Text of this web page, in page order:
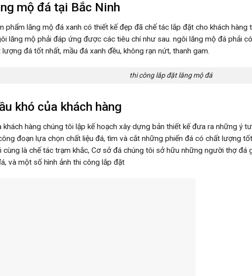
mộ đá tại Bắc Ninh
phẩm lăng mộ đá xanh có thiết kế đẹp đã chế tác lắp đặt cho khách
lăng mộ phải đáp ứng được các tiêu chí như sau. ngôi lăng mộ đá phải
đá tốt nhất, mầu đá xanh đều, không rạn nứt, thanh gam.
thi công lắp đặt lăng mộ đá
khó của khách hàng
hàng chúng tôi lập kế hoạch xây dựng bản thiết kế đưa ra những ý
đoạn lựa chọn chất liệu đá, tìm và cắt những phiến đá có chất lượng
cùng là chế tác trạm khắc, Cơ sở đá chúng tôi sở hữu những người thợ
và một số hình ảnh thi công lắp đặt